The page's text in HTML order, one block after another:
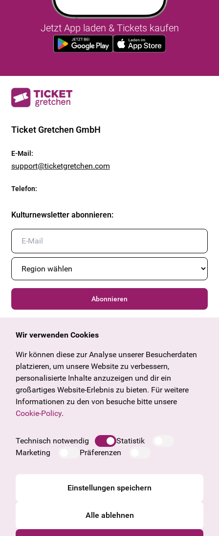
Jetzt App laden & Tickets kaufen
Ticket Gretchen GmbH
E-Mail :
support@ticketgretchen.com
Telefon:
Kulturnewsletter abonnieren:
Abonnieren
Allgemein
Angebote & News
U27
Geschenkgutschein
Häufige Fragen
Impressum
Datenschutzinformation
Wien
Tirol
Vorarlberg
Burgenland
Salzburg
Wir verwenden Cookies
Wir können diese zur Analyse unserer Besucherdaten
platzieren, um unsere Website zu verbessern,
personalisierte Inhalte anzuzeigen und dir ein
großartiges Website-Erlebnis zu bieten. Für weitere
Informationen zu den von besuche bitte unsere
Cookie-Policy.
Technisch notwendig
Statistik
Marketing
Präferenzen
Einstellungen speichern
Alle ablehnen